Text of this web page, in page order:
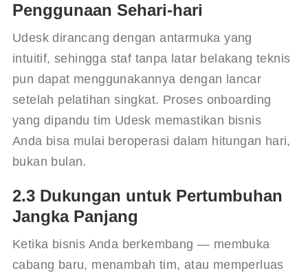
Penggunaan Sehari-hari
Udesk dirancang dengan antarmuka yang
intuitif, sehingga staf tanpa latar belakang teknis
pun dapat menggunakannya dengan lancar
setelah pelatihan singkat. Proses onboarding
yang dipandu tim Udesk memastikan bisnis
Anda bisa mulai beroperasi dalam hitungan hari,
bukan bulan.
2.3 Dukungan untuk Pertumbuhan
Jangka Panjang
Ketika bisnis Anda berkembang — membuka
cabang baru, menambah tim, atau memperluas